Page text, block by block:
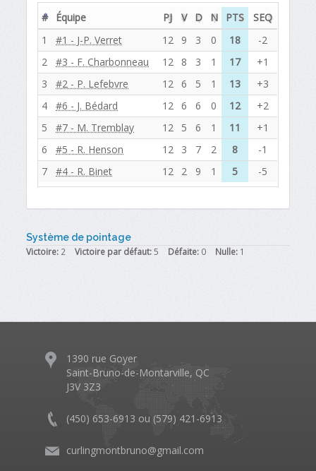
# Équipe PJ V D N PTS
SEQ
1
#1 - J-P. Verret 12 9 3 0 18
-2
2
#3 - F. Charbonneau 12 8 3 1 17
+1
3
#2 - P. Lefebvre 12 6 5 1 13
+3
4
#6 - J. Bédard 12 6 6 0 12
+2
5
#7 - M. Tremblay 12 5 6 1 11
+1
6
#5 - R. Henson 12 3 7 2 8
-1
7
#4 - R. Binet 12 2 9 1 5 -5
Système de pointage
Victoire: 2 Victoire par défaut:5 Défaite: 0 Nulle: 1
1390 rue Goyer
Saint-Bruno-de-Montarville, QC
J3V 3Z3
(450) 653-6913 ou (579) 421-6913
curlingmontbruno@gmail.com